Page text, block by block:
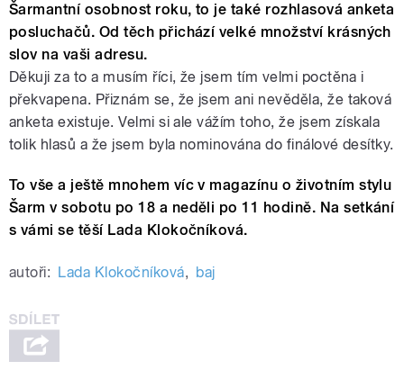
Šarmantní osobnost roku, to je také rozhlasová anketa
posluchačů. Od těch přichází velké množství krásných
slov na vaši adresu.
Děkuji za to a musím říci, že jsem tím velmi poctěna i
překvapena. Přiznám se, že jsem ani nevěděla, že taková
anketa existuje. Velmi si ale vážím toho, že jsem získala
tolik hlasů a že jsem byla nominována do finálové desítky.
To vše a ještě mnohem víc v magazínu o životním stylu
Šarm v sobotu po 18 a neděli po 11 hodině. Na setkání
s vámi se těší Lada Klokočníková.
autoři: Lada Klokočníková, baj